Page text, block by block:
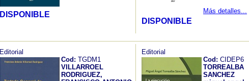
DISPONIBLE
Más detalles...
DISPONIBLE
Editorial
Cod: TGDM1
VILLARROEL
RODRIGUEZ,
Editorial
Cod: CIDEP6
TORREALBA
SANCHEZ